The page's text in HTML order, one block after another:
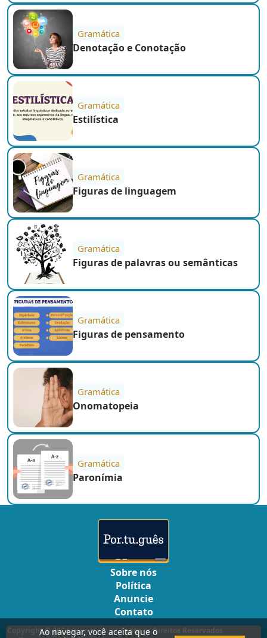
Gramática
Denotação e Conotação
Gramática
Estilística
Gramática
Figuras de linguagem
Gramática
Figuras de palavras ou semânticas
Gramática
Figuras de pensamento
Gramática
Onomatopeia
Gramática
Paronímia
Sobre nós
Política
Anuncie
Contato
Copyright © 2024Rede Omnia- Todos os Direitos Reservados
Ao navegar, você aceita que o